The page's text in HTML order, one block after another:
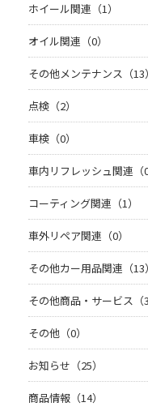
ホイール関連（1）
オイル関連（0）
その他メンテナンス（13）
点検（2）
車検（0）
車内リフレッシュ関連（0
コーティング関連（1）
車外リペア関連（0）
その他カー用品関連（13）
その他商品・サービス（
その他（0）
お知らせ（25）
商品情報（14）